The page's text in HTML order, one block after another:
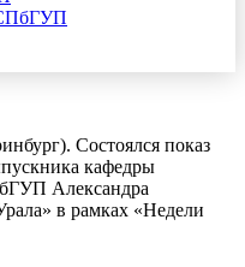
Состоялся показ
кафедры
Александра
в рамках «Недели